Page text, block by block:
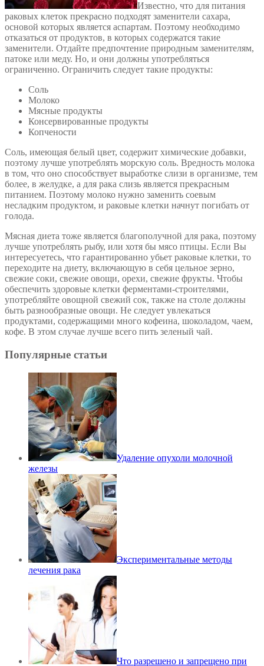
Известно, что для питания
раковых клеток прекрасно подходят заменители сахара,
основой которых является аспартам. Поэтому необходимо
отказаться от продуктов, в которых содержатся такие
заменители. Отдайте предпочтение природным заменителям,
патоке или меду. Но, и они должны употребляться
ограниченно. Ограничить следует такие продукты:
Соль
Молоко
Мясные продукты
Консервированные продукты
Копчености
Соль, имеющая белый цвет, содержит химические добавки,
поэтому лучше употреблять морскую соль. Вредность молока
в том, что оно способствует выработке слизи в организме, тем
более, в желудке, а для рака слизь является прекрасным
питанием. Поэтому молоко нужно заменить соевым
несладким продуктом, и раковые клетки начнут погибать от
голода.
Мясная диета тоже является благополучной для рака, поэтому
лучше употреблять рыбу, или хотя бы мясо птицы. Если Вы
интересуетесь, что гарантированно убьет раковые клетки, то
переходите на диету, включающую в себя цельное зерно,
свежие соки, свежие овощи, орехи, свежие фрукты. Чтобы
обеспечить здоровые клетки ферментами-строителями,
употребляйте овощной свежий сок, также на столе должны
быть разнообразные овощи. Не следует увлекаться
продуктами, содержащими много кофеина, шоколадом, чаем,
кофе. В этом случае лучше всего пить зеленый чай.
Популярные статьи
Удаление опухоли молочной
железы
Экспериментальные методы
лечения рака
Что разрешено и запрещено при